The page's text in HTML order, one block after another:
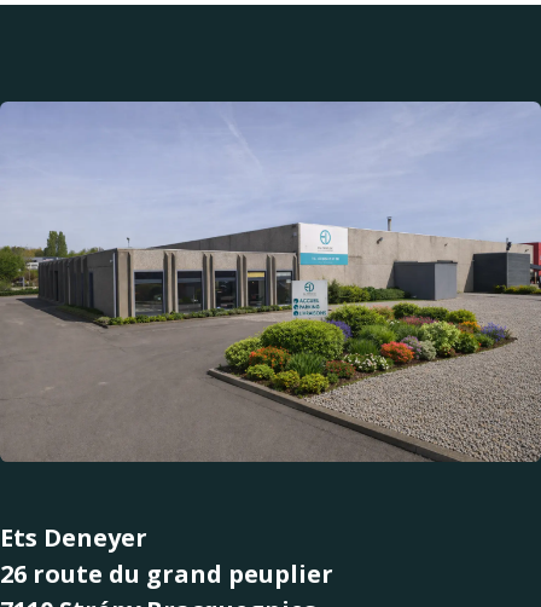
Ets Deneyer
26 route du grand peuplier